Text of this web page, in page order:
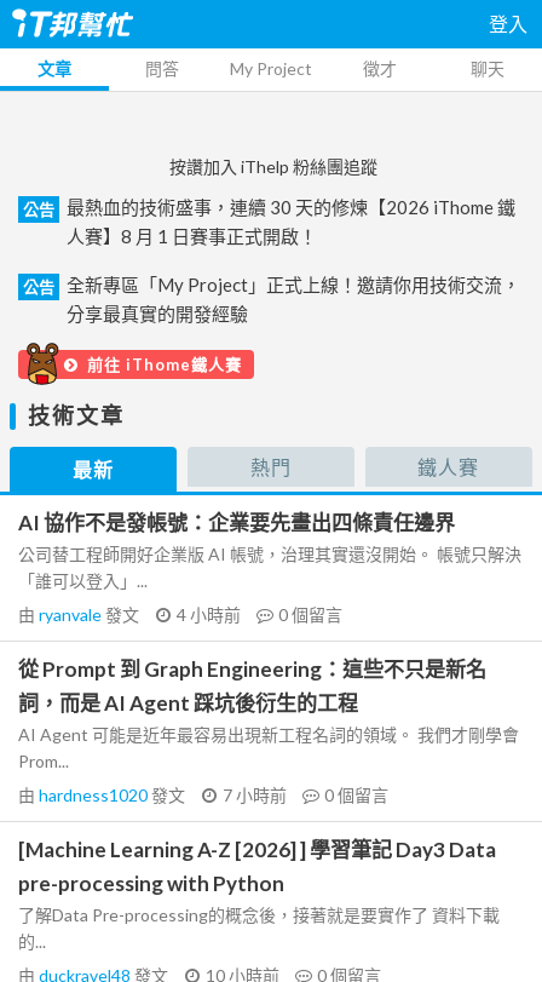
登入
文章 問答 My Project 徵才 聊天
按讚加入 iThelp 粉絲團追蹤
公告
最熱血的技術盛事，連續 30 天的修煉【2026 iThome 鐵
人賽】8 月 1 日賽事正式開啟！
公告
全新專區「My Project」正式上線！邀請你用技術交流，
分享最真實的開發經驗
前往 iThome鐵人賽
技術文章
最新 熱門 鐵人賽
AI 協作不是發帳號：企業要先畫出四條責任邊界
公司替工程師開好企業版 AI 帳號，治理其實還沒開始。 帳號只解決
「誰可以登入」...
由 ryanvale發文 4 小時前 0個留言
從 Prompt 到 Graph Engineering：這些不只是新名
詞，而是 AI Agent 踩坑後衍生的工程
AI Agent 可能是近年最容易出現新工程名詞的領域。 我們才剛學會
Prom...
由 hardness1020發文 7 小時前 0個留言
[Machine Learning A-Z [2026] ] 學習筆記 Day3 Data
pre-processing with Python
了解Data Pre-processing的概念後，接著就是要實作了 資料下載
的...
由 duckravel48 發文 10 小時前 0個留言